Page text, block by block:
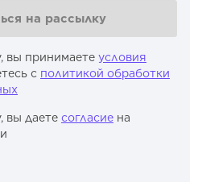
на рассылку
вы принимаете условия
с политикой обработки
вы даете согласие на